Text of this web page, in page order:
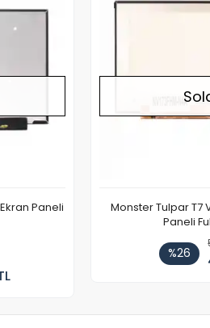
Paneli
Monster Tulpar T7
Paneli
%26